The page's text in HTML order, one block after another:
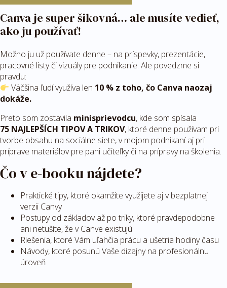
Canva je super šikovná… ale musíte vedieť,
ako ju používať!
Možno ju už používate denne – na príspevky, prezentácie,
pracovné listy či vizuály pre podnikanie. Ale povedzme si
pravdu:
Väčšina ľudí využíva len 10 % z toho, čo Canva naozaj
dokáže.
Preto som zostavila minisprievodcu, kde som spísala
75 NAJLEPŠÍCH TIPOV A TRIKOV, ktoré denne používam pri
tvorbe obsahu na sociálne siete, v mojom podnikaní aj pri
príprave materiálov pre pani učiteľky či na prípravy na školenia.
Čo v e-booku nájdete?
Praktické tipy, ktoré okamžite využijete aj v bezplatnej
verzii Canvy
Postupy od základov až po triky, ktoré pravdepodobne
ani netušíte, že v Canve existujú
Riešenia, ktoré Vám uľahčia prácu a ušetria hodiny času
Návody, ktoré posunú Vaše dizajny na profesionálnu
úroveň